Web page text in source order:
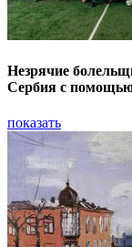
Незрячие
Сербия с
показать